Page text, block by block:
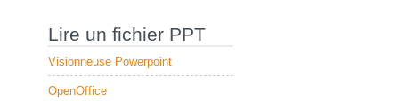
Lire un fichier PPT
Visionneuse Powerpoint
OpenOffice